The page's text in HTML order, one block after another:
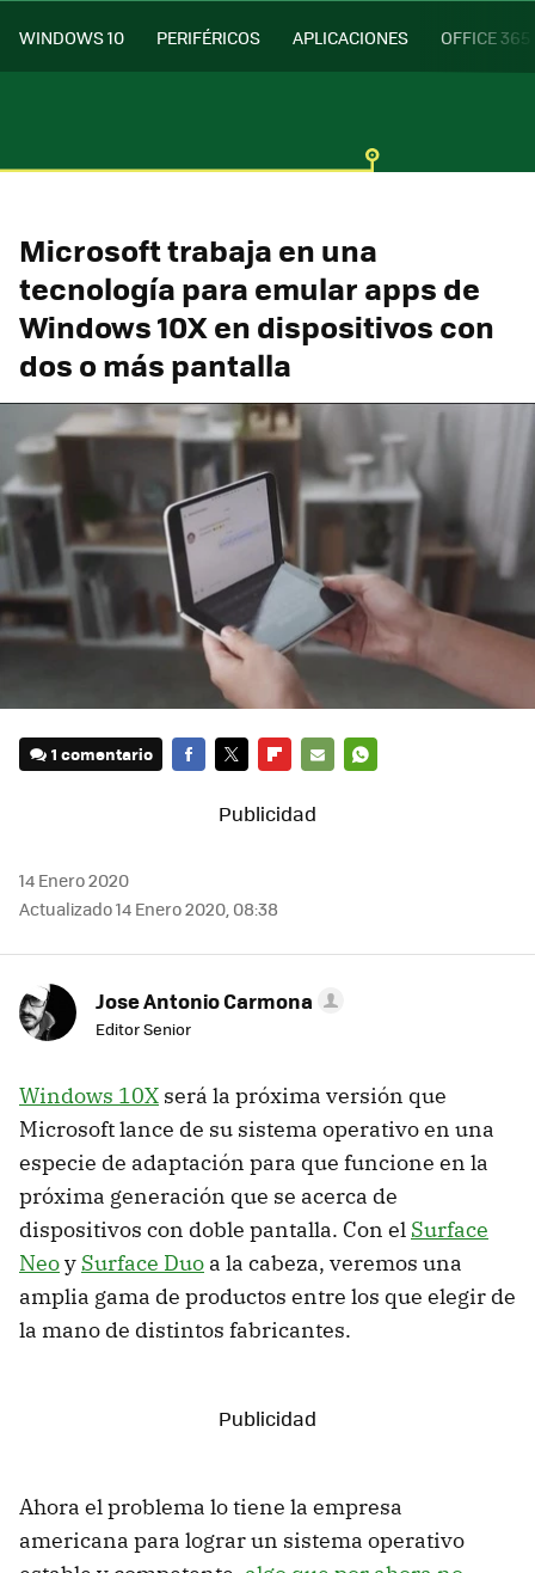
WINDOWS 10 PERIFÉRICOS APLICACIONES OFFICE 365
Microsoft trabaja en una
tecnología para emular apps de
Windows 10X en dispositivos con
dos o más pantalla
1 comentario
MAIL
14 Enero 2020
Actualizado 14 Enero 2020, 08:38
Jose Antonio Carmona
Editor Senior
Windows 10X será la próxima versión que
Microsoft lance de su sistema operativo en una
especie de adaptación para que funcione en la
próxima generación que se acerca de
dispositivos con doble pantalla. Con el Surface
Neoy Surface Duo a la cabeza, veremos una
amplia gama de productos entre los que elegir de
la mano de distintos fabricantes.
Ahora el problema lo tiene la empresa
americana para lograr un sistema operativo